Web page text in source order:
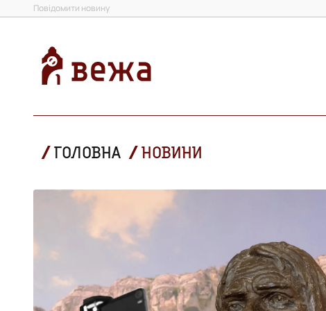
Повідомити новину
ГОЛОВНА НОВИНИ